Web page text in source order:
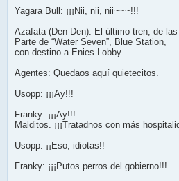
Yagara Bull: ¡¡¡Nii, nii, nii~~~!!!
Azafata (Den Den): El último tren, de las
Parte de “Water Seven”, Blue Station,
con destino a Enies Lobby.
Agentes: Quedaos aquí quietecitos.
Usopp: ¡¡¡Ay!!!
Franky: ¡¡¡Ay!!!
Malditos. ¡¡¡Tratadnos con más
Usopp: ¡¡Eso, idiotas!!
Franky: ¡¡¡Putos perros del gobierno!!!